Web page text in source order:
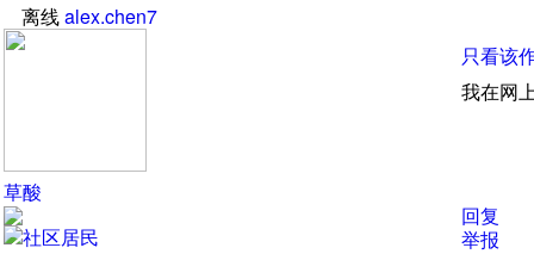
离线alex.chen7
草酸
只看该
我在网
回复
举报